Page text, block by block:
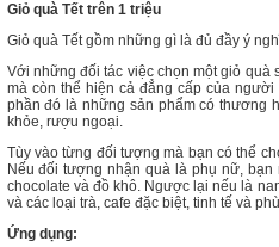
Giỏ quà Tết trên 1 triệu
Giỏ quà Tết gồm những gì là đủ đầy ý
Với những đối tác việc chọn một giỏ quà
mà còn thể hiện cả đẳng cấp của
phần đó là những sản phẩm có thương
khỏe, rượu ngoại.
Tùy vào từng đối tượng mà bạn có thể
Nếu đối tượng nhận quà là phụ nữ,
chocolate và đồ khô. Ngược lại nếu là
và các loại trà, cafe đặc biệt, tinh tế và
Ứng dụng: